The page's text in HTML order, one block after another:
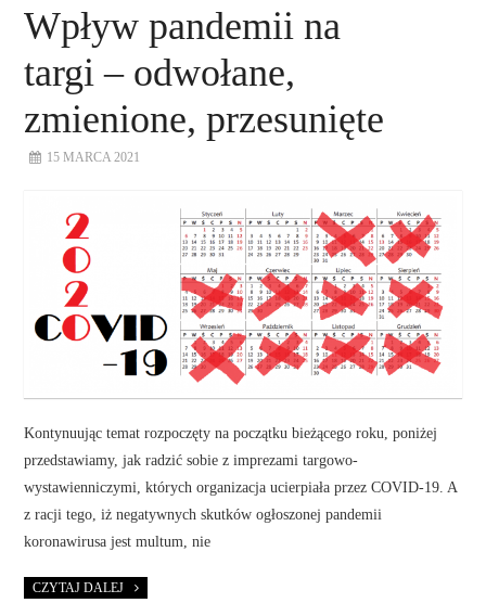
DORADZTWO
PLAN ROZWOJU EKSPORTU
PROEXIO
Wpływ pandemii na
targi – odwołane,
zmienione, przesunięte
15 MARCA 2021
Kontynuując temat rozpoczęty na początku bieżącego roku, poniżej
przedstawiamy, jak radzić sobie z imprezami targowo-
wystawienniczymi, których organizacja ucierpiała przez COVID-19. A
z racji tego, iż negatywnych skutków ogłoszonej pandemii
koronawirusa jest multum, nie
CZYTAJ DALEJ